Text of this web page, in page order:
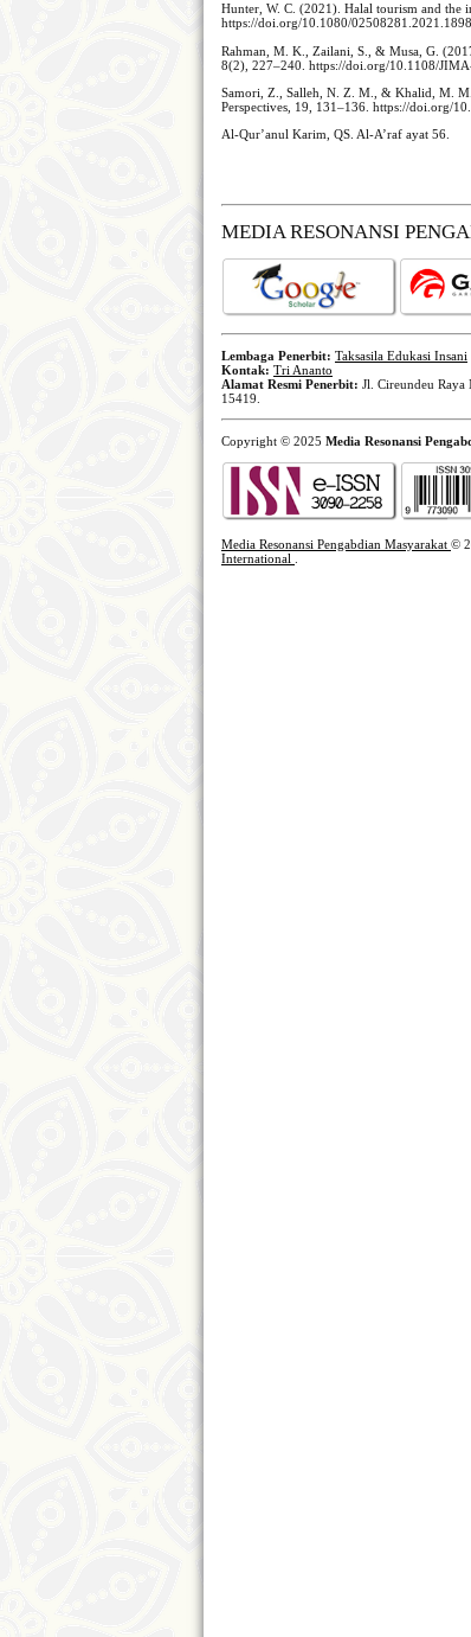
Hunter, W. C. (2021). Halal tourism and the
https://doi.org/10.1080/
Rahman, M. K., Zailani, S., & Musa, G.
8(2), 227–240. https://doi.org/10.1108/
Samori, Z., Salleh, N. Z. M., & Khalid, M. M.
Perspectives, 19, 131–136. https://doi.org/
Al-Qur’anul Karim, QS. Al-A’raf ayat 56.
MEDIA RESONANSI
Lembaga Penerbit: Taksasila Edukasi Insani
Kontak: Tri Ananto
Alamat Resmi Penerbit: Jl. Cireundeu Raya
15419.
Copyright © 2025 Media Resonansi
Media Resonansi Pengabdian Masyarakat ©
International